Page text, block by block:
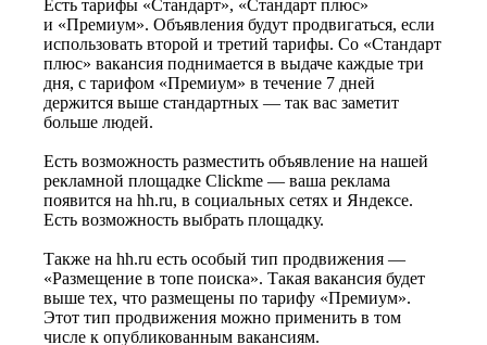
Есть тарифы «Стандарт», «Стандарт плюс»
и «Премиум». Объявления будут продвигаться, если
использовать второй и третий тарифы. Со «Стандарт
плюс» вакансия поднимается в выдаче каждые три
дня, с тарифом «Премиум» в течение 7 дней
держится выше стандартных — так вас заметит
больше людей.
Есть возможность разместить объявление на нашей
рекламной площадке Clickme — ваша реклама
появится на hh.ru, в социальных сетях и Яндексе.
Есть возможность выбрать площадку.
Также на hh.ru есть особый тип продвижения —
«Размещение в топе поиска». Такая вакансия будет
выше тех, что размещены по тарифу «Премиум».
Этот тип продвижения можно применить в том
числе к опубликованным вакансиям.